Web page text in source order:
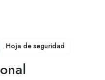
Hoja de seguridad